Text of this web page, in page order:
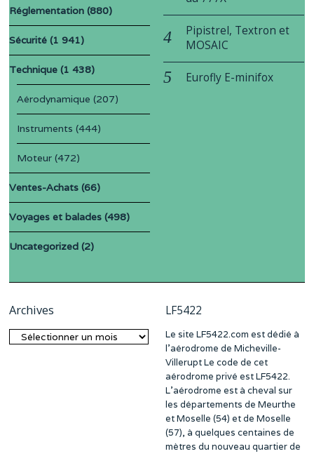
Réglementation (880)
Sécurité (1 941)
Technique (1 438)
Aérodynamique (207)
Instruments (444)
Moteur (472)
Ventes-Achats (66)
Voyages et balades (498)
Uncategorized (2)
Pipistrel, Textron et
MOSAIC
Eurofly E-minifox
Archives
Archives
LF5422
Le site LF5422.com est dédié à
l’aérodrome de Micheville-
Villerupt Le code de cet
aérodrome privé est LF5422.
L’aérodrome est à cheval sur
les départements de Meurthe
et Moselle (54) et de Moselle
(57), à quelques centaines de
mètres du nouveau quartier de